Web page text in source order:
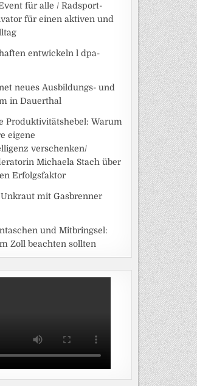
für alle / Radsport-
für einen aktiven und
entwickeln l dpa-
neues Ausbildungs- und
in Dauerthal
Produktivitätshebel: Warum
eigene
verschenken/
Michaela Stach über
Erfolgsfaktor
mit Gasbrenner
und Mitbringsel:
Zoll beachten sollten